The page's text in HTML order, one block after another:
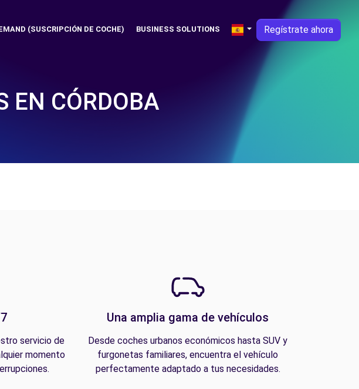
(SUSCRIPCIÓN DE COCHE) BUSINESS SOLUTIONS Regístrate ahora
EN CÓRDOBA
servicio de
momento
Una amplia gama de vehículos
Desde coches urbanos económicos hasta SUV y
furgonetas familiares, encuentra el vehículo
perfectamente adaptado a tus necesidades.